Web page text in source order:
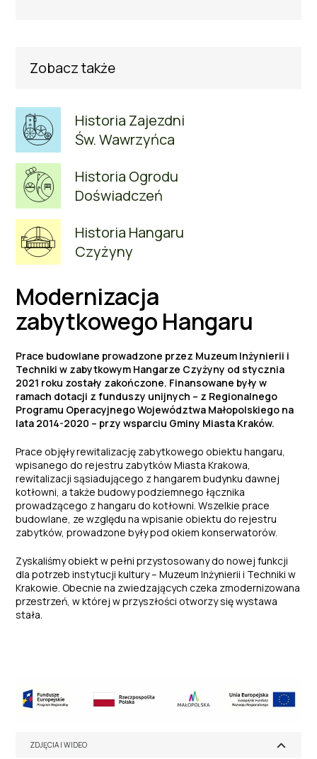
Zobacz także
Historia Zajezdni
Św. Wawrzyńca
Historia Ogrodu
Doświadczeń
Historia Hangaru
Czyżyny
Modernizacja
zabytkowego Hangaru
Prace budowlane prowadzone przez Muzeum Inżynierii i
Techniki w zabytkowym Hangarze Czyżyny od stycznia
2021 roku zostały zakończone. Finansowane były w
ramach dotacji z funduszy unijnych – z Regionalnego
Programu Operacyjnego Województwa Małopolskiego na
lata 2014-2020 – przy wsparciu Gminy Miasta Kraków.
Prace objęły rewitalizację zabytkowego obiektu hangaru,
wpisanego do rejestru zabytków Miasta Krakowa,
rewitalizacji sąsiadującego z hangarem budynku dawnej
kotłowni, a także budowy podziemnego łącznika
prowadzącego z hangaru do kotłowni. Wszelkie prace
budowlane, ze względu na wpisanie obiektu do rejestru
zabytków, prowadzone były pod okiem konserwatorów.
Zyskaliśmy obiekt w pełni przystosowany do nowej funkcji
dla potrzeb instytucji kultury – Muzeum Inżynierii i Techniki w
Krakowie. Obecnie na zwiedzających czeka zmodernizowana
przestrzeń, w której w przyszłości otworzy się wystawa
stała.
ZDJĘCIA I WIDEO